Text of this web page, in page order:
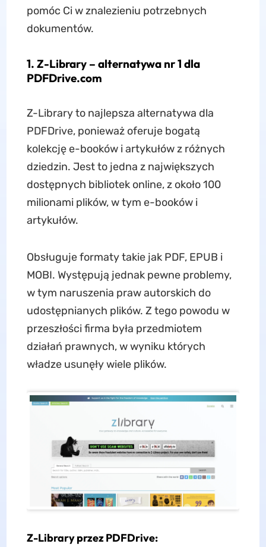
pomóc Ci w znalezieniu potrzebnych
dokumentów.
1. Z-Library – alternatywa nr 1 dla
PDFDrive.com
Z-Library to najlepsza alternatywa dla
PDFDrive, ponieważ oferuje bogatą
kolekcję e-booków i artykułów z różnych
dziedzin. Jest to jedna z największych
dostępnych bibliotek online, z około 100
milionami plików, w tym e-booków i
artykułów.
Obsługuje formaty takie jak PDF, EPUB i
MOBI. Występują jednak pewne problemy,
w tym naruszenia praw autorskich do
udostępnianych plików. Z tego powodu w
przeszłości firma była przedmiotem
działań prawnych, w wyniku których
władze usunęły wiele plików.
Z-Library przez PDFDrive: